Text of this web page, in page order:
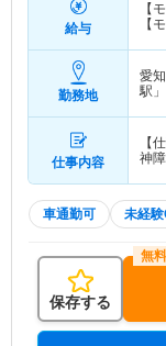
給与
【
【
勤務地
愛
駅
仕事内容
【
神
車通勤可 未経
保存する